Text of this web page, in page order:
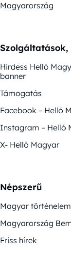
Magyarország
Hirdess Helló
banner
Támogatás
Facebook – Helló
Instagram – Helló
X- Helló Magyar
Népszerű
Magyar
Magyarország
Friss hírek